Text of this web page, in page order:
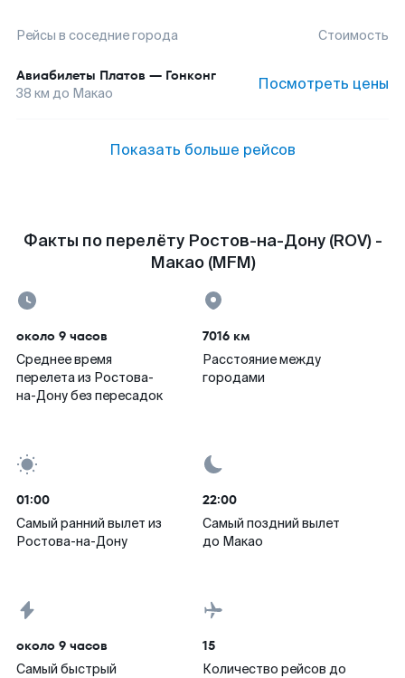
Рейсы в соседние города Стоимость
Авиабилеты Платов — Гонконг
38 км до Макао Посмотреть цены
Показать больше рейсов
Факты по перелёту Ростов-на-Дону (ROV) -
Макао (MFM)
около 9 часов
Среднее время
перелета из Ростова-
на-Дону без пересадок
7016 км
Расстояние между
городами
01:00
Самый ранний вылет из
Ростова-на-Дону
22:00
Самый поздний вылет
до Макао
около 9 часов
Самый быстрый
15
Количество рейсов до